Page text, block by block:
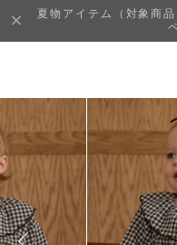
夏物アイテム（対象商